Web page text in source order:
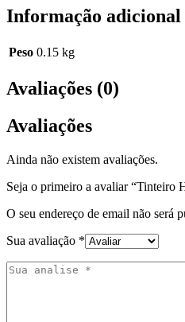
Informação adicional
Peso 0.15 kg
Avaliações (0)
Avaliações
Ainda não existem avaliações.
Seja o primeiro a avaliar
O seu endereço de email não será
Sua avaliação *